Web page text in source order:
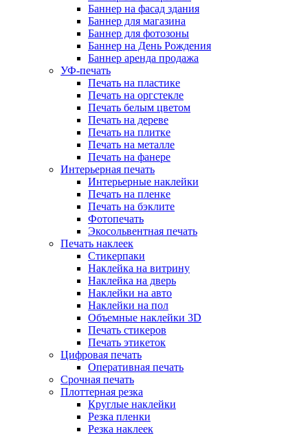
Баннер на фасад здания
Баннер для магазина
Баннер для фотозоны
Баннер на День Рождения
Баннер аренда продажа
УФ-печать
Печать на пластике
Печать на оргстекле
Печать белым цветом
Печать на дереве
Печать на плитке
Печать на металле
Печать на фанере
Интерьерная печать
Интерьерные наклейки
Печать на пленке
Печать на бэклите
Фотопечать
Экосольвентная печать
Печать наклеек
Стикерпаки
Наклейка на витрину
Наклейка на дверь
Наклейки на авто
Наклейки на пол
Объемные наклейки 3D
Печать стикеров
Печать этикеток
Цифровая печать
Оперативная печать
Срочная печать
Плоттерная резка
Круглые наклейки
Резка пленки
Резка наклеек